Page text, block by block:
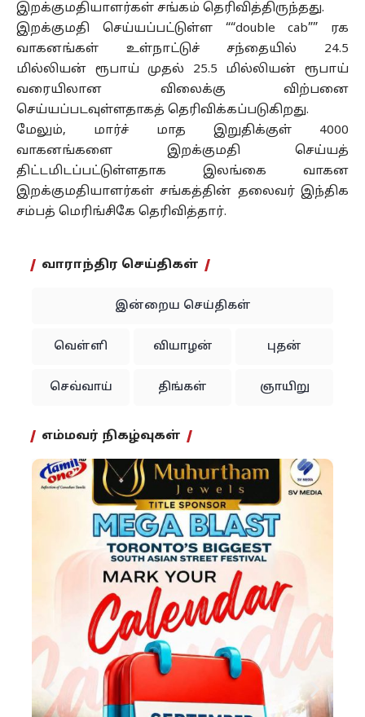
இறக்குமதியாளர்கள் சங்கம் தெரிவித்திருந்தது.
இறக்குமதி செய்யப்பட்டுள்ள ““double cab”” ரக
வாகனங்கள் உள்நாட்டுச் சந்தையில் 24.5
மில்லியன் ரூபாய் முதல் 25.5 மில்லியன் ரூபாய்
வரையிலான விலைக்கு விற்பனை
செய்யப்படவுள்ளதாகத் தெரிவிக்கப்படுகிறது.
மேலும், மார்ச் மாத இறுதிக்குள் 4000
வாகனங்களை இறக்குமதி செய்யத்
திட்டமிடப்பட்டுள்ளதாக இலங்கை வாகன
இறக்குமதியாளர்கள் சங்கத்தின் தலைவர் இந்திக
சம்பத் மெரிங்சிகே தெரிவித்தார்.
வாராந்திர செய்திகள்
இன்றைய செய்திகள்
வெள்ளி வியாழன் புதன்
செவ்வாய் திங்கள் ஞாயிறு
எம்மவர் நிகழ்வுகள்